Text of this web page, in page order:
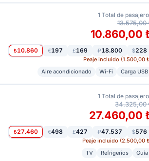
1 Total de
13.575,00
10.860,00
₺10.860 €197 £169 ₽18.800 $228
Peaje incluido (1.500,00
Aire acondicionado
Wi-Fi Carga USB
1 Total de
34.325,00
27.460,00
₺27.460 €498 £427 ₽47.537 $576
Peaje incluido (2.500,00
TV
Refrigerios Guía